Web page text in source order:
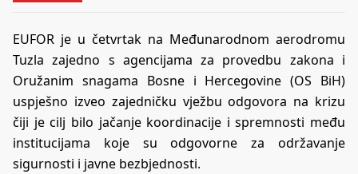
EUFOR je u četvrtak na Međunarodnom aerodromu
Tuzla zajedno s agencijama za provedbu zakona i
Oružanim snagama Bosne i Hercegovine (OS BiH)
uspješno izveo zajedničku vježbu odgovora na krizu
čiji je cilj bilo jačanje koordinacije i spremnosti među
institucijama koje su odgovorne za održavanje
sigurnosti i javne bezbjednosti.